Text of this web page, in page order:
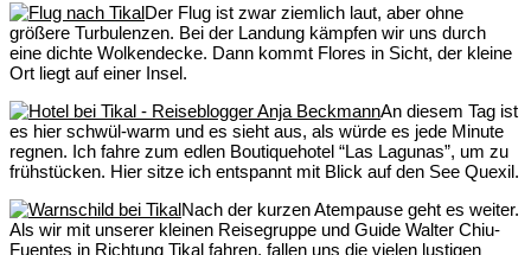
Der Flug ist zwar ziemlich laut, aber ohne
größere Turbulenzen. Bei der Landung kämpfen wir uns durch
eine dichte Wolkendecke. Dann kommt Flores in Sicht, der kleine
Ort liegt auf einer Insel.
An diesem Tag ist
es hier schwül-warm und es sieht aus, als würde es jede Minute
regnen. Ich fahre zum edlen Boutiquehotel “Las Lagunas”, um zu
frühstücken. Hier sitze ich entspannt mit Blick auf den See Quexil.
Nach der kurzen Atempause geht es weiter.
Als wir mit unserer kleinen Reisegruppe und Guide Walter Chiu-
Fuentes in Richtung Tikal fahren, fallen uns die vielen lustigen